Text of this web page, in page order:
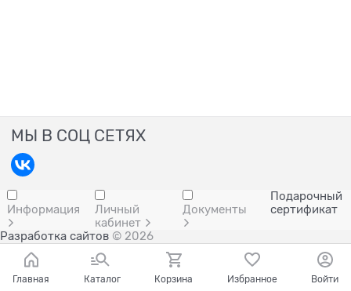
МЫ В СОЦ СЕТЯХ
Информация
Личный
кабинет
Документы
Подарочный
сертификат
Разработка сайтов © 2026
Главная Каталог Корзина Избранное Войти